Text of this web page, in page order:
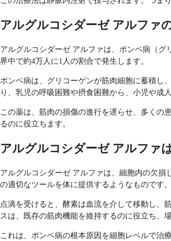
アルグルコシダーゼ アルファ
アルグルコシダーゼ アルファは、ポンペ病（
界中で約4万人に1人の割合で発生します。
ポンペ病は、グリコーゲンが筋肉細胞に蓄積し
り、乳児の呼吸困難や摂食困難から、小児や成
この薬は、筋肉の損傷の進行を遅らせ、多くの
るのに役立ちます。
アルグルコシダーゼ アルファ
アルグルコシダーゼ アルファは、細胞内の欠
の適切なツールを体に提供するようなものです。
点滴を受けると、酵素は血流を介して移動し、
スは、既存の筋肉機能を維持するのに役立ち、
これは、ポンペ病の根本原因を細胞レベルで治